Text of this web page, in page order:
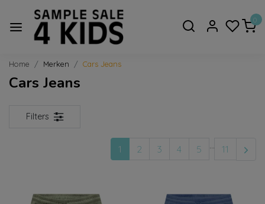
0
Home Merken Cars Jeans
Cars Jeans
Filters
1 2 3 4 5 ... 11